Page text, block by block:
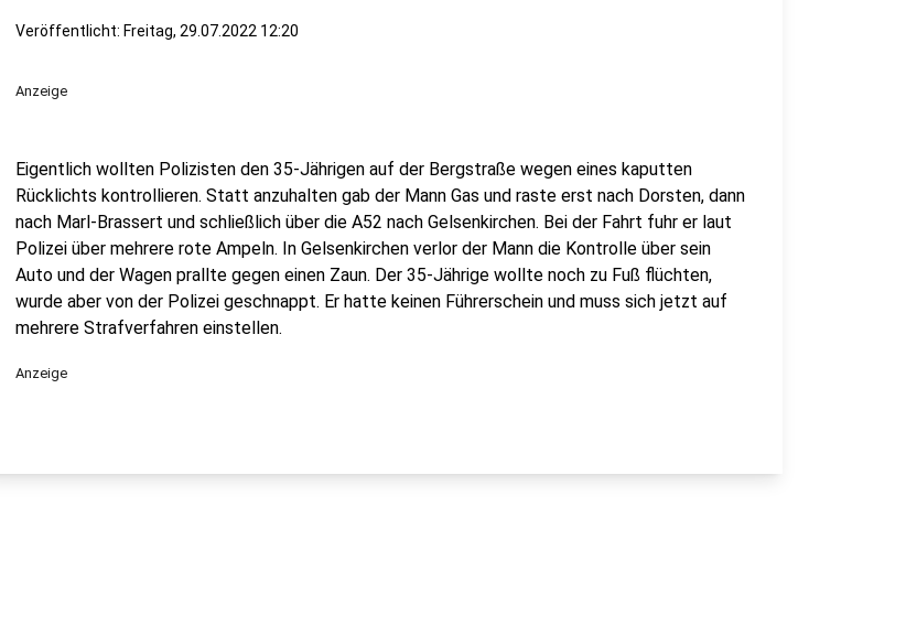
Veröffentlicht: Freitag, 29.07.2022 12:20
Anzeige
Eigentlich wollten Polizisten den 35-Jährigen auf der Bergstraße wegen eines kaputten
Rücklichts kontrollieren. Statt anzuhalten gab der Mann Gas und raste erst nach Dorsten, dann
nach Marl-Brassert und schließlich über die A52 nach Gelsenkirchen. Bei der Fahrt fuhr er laut
Polizei über mehrere rote Ampeln. In Gelsenkirchen verlor der Mann die Kontrolle über sein
Auto und der Wagen prallte gegen einen Zaun. Der 35-Jährige wollte noch zu Fuß flüchten,
wurde aber von der Polizei geschnappt. Er hatte keinen Führerschein und muss sich jetzt auf
mehrere Strafverfahren einstellen.
Anzeige